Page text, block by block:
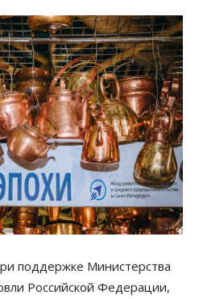
поддержке Министерства
Российской Федерации,